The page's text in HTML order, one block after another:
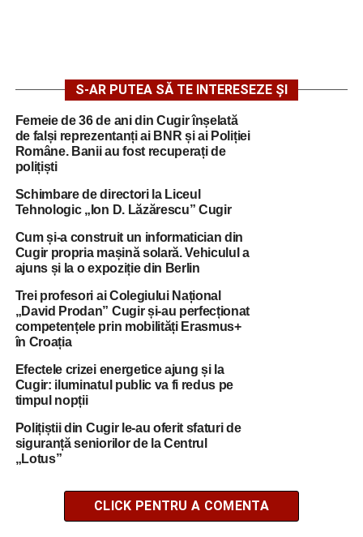
S-AR PUTEA SĂ TE INTERESEZE ȘI
Femeie de 36 de ani din Cugir înșelată
de falși reprezentanți ai BNR și ai Poliției
Române. Banii au fost recuperați de
polițiști
Schimbare de directori la Liceul
Tehnologic „Ion D. Lăzărescu” Cugir
Cum și-a construit un informatician din
Cugir propria mașină solară. Vehiculul a
ajuns și la o expoziție din Berlin
Trei profesori ai Colegiului Național
„David Prodan” Cugir și-au perfecționat
competențele prin mobilități Erasmus+
în Croația
Efectele crizei energetice ajung și la
Cugir: iluminatul public va fi redus pe
timpul nopții
Polițiștii din Cugir le-au oferit sfaturi de
siguranță seniorilor de la Centrul
„Lotus”
CLICK PENTRU A COMENTA